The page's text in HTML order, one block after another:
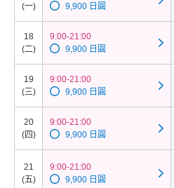
(一)
9,900 日圓
18
(二)
9:00-21:00
9,900 日圓
19
(三)
9:00-21:00
9,900 日圓
20
(四)
9:00-21:00
9,900 日圓
21
(五)
9:00-21:00
9,900 日圓